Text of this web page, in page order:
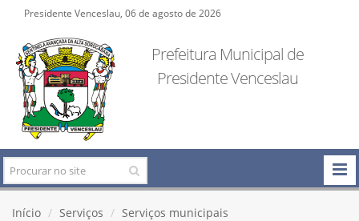
Presidente Venceslau, 06 de agosto de 2026
Prefeitura Municipal de
Presidente Venceslau
Início Serviços Serviços municipais